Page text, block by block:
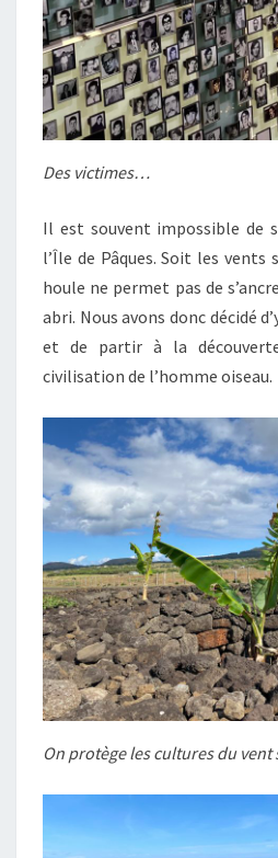
Des victimes…
Il est souvent impossible de
l’Île de Pâques. Soit les
houle ne permet pas de
abri. Nous avons donc décidé
et de partir à la
civilisation de l’homme oiseau.
On protège les cultures du vent